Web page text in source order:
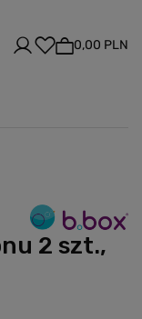
0,00 PLN
2 szt.,